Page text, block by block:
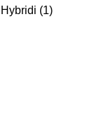
Hybridi (1)